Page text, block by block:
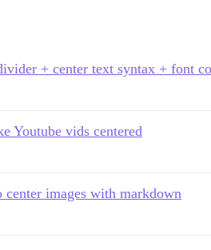
+ center text syntax + font
Youtube vids centered
images with markdown